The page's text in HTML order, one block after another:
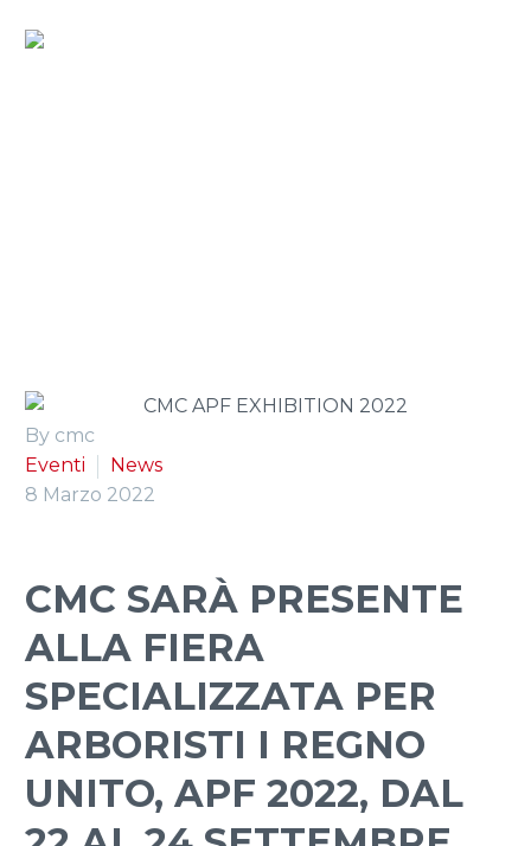
By cmc
Eventi
News
8 Marzo 2022
CMC SARÀ PRESENTE
ALLA FIERA
SPECIALIZZATA PER
ARBORISTI I REGNO
UNITO, APF 2022, DAL